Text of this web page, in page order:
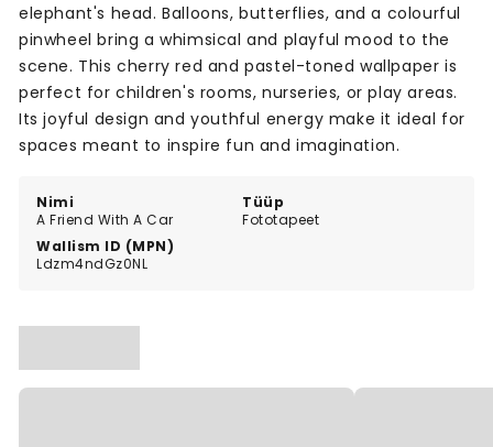
Nimi
A Friend With A Car
Tüüp
Fototapeet
Wallism ID (MPN)
Ldzm4ndGz0NL
elephant's head. Balloons, butterflies, and a colourful
pinwheel bring a whimsical and playful mood to the
scene. This cherry red and pastel-toned wallpaper is
perfect for children's rooms, nurseries, or play areas.
Its joyful design and youthful energy make it ideal for
spaces meant to inspire fun and imagination.